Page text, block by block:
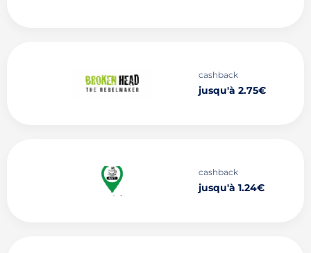
cashback
jusqu'à 2.75€
cashback
jusqu'à 1.24€